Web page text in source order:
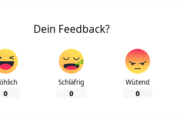
Dein Feedback?
0
Schläfrig
0
Wütend
0